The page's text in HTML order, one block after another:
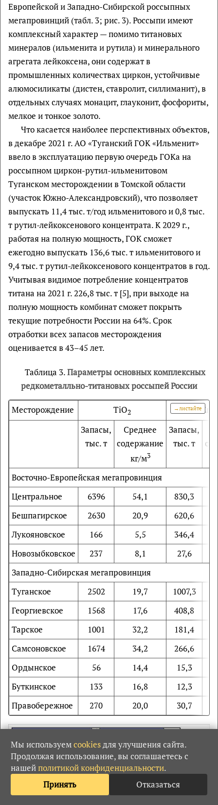
Европейской и Западно-Сибирской россыпных
мегапровинций (табл. 3; рис. 3). Россыпи имеют
комплексный характер — помимо титановых
минералов (ильменита и рутила) и минерального
агрегата лейкоксена, они содержат в
промышленных количествах циркон, устойчивые
алюмосиликаты (дистен, ставролит, силлиманит), в
отдельных случаях монацит, глауконит, фосфориты,
мелкое и тонкое золото.
Что касается наиболее перспективных объектов,
в декабре 2021 г. АО «Туганский ГОК «Ильменит»
ввело в эксплуатацию первую очередь ГОКа на
россыпном циркон-рутил-ильменитовом
Туганском месторождении в Томской области
(участок Южно-Александровский), что позволяет
выпускать 11,4 тыс. т/год ильменитового и 0,8 тыс.
т рутил-лейкоксенового концентрата. К 2029 г.,
работая на полную мощность, ГОК сможет
ежегодно выпускать 136,6 тыс. т ильменитового и
9,4 тыс. т рутил-лейкоксенового концентратов в год.
Учитывая видимое потребление концентратов
титана на 2021 г. 226,8 тыс. т [5], при выходе на
полную мощность комбинат сможет покрыть
текущие потребности России на 64%. Срок
отработки всех запасов месторождения
оценивается в 43–45 лет.
Таблица 3.Параметры основных комплексных
редкометалльно-титановых россыпей России
Месторождение TiO2 ZrO
Запасы,
тыс. т
Среднее
содержание
кг/м3
Запасы,
тыс. т
Восточно-Европейская мегапровинция
Центральное
6396 54,1
830,3
Бешпагирское
2630 20,9
620,6
Лукояновское
166 5,5
346,4
Новозыбковское
237 8,1
27,6
Западно-Сибирская мегапровинция
Туганское
2502 19,7
1007,3
Георгиевское
1568 17,6
408,8
Тарское
1001 32,2
181,4
Самсоновское
1674 34,2
266,6
Ордынское
56 14,4
15,3
Буткинское
133 16,8
12,3
Правобережное
270 20,0 30,7
Мы используемcookiesдля улучшения сайта.
Продолжая использование, вы соглашаетесь с
нашейполитикой конфиденциальности.
Принять
Отказаться